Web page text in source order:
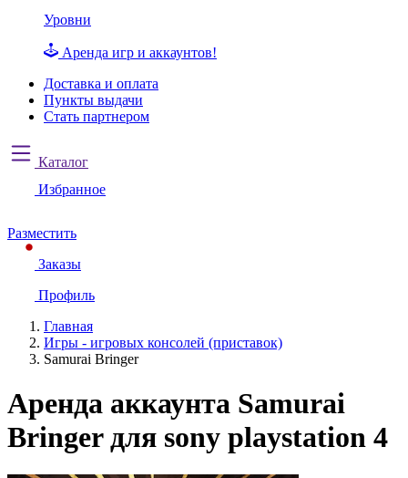
Уровни
Аренда игр и аккаунтов!
Доставка и оплата
Пункты выдачи
Стать партнером
Каталог
Избранное
Разместить
Заказы
Профиль
Главная
Игры - игровых консолей (приставок)
Samurai Bringer
Аренда аккаунта Samurai
Bringer для sony playstation 4